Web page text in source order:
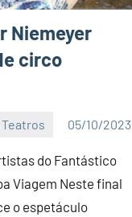
Niemeyer
circo
Teatros 05/10/2023
do Fantástico
Viagem Neste final
o espetáculo